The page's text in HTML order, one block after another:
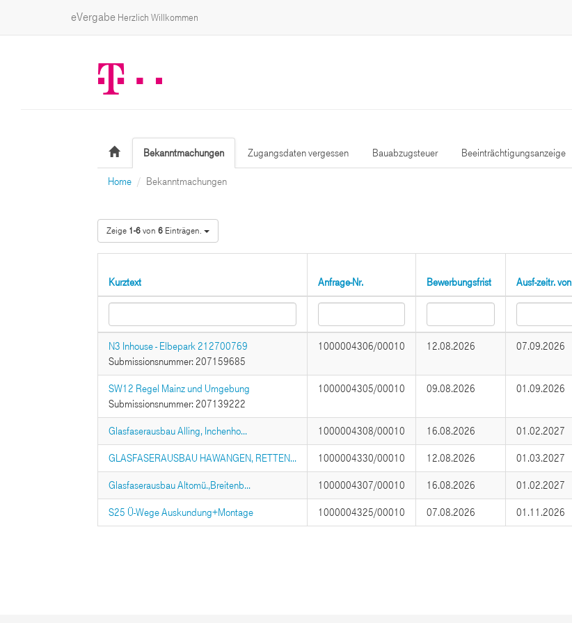
eVergabe Herzlich Willkommen
Bekanntmachungen Zugangsdaten vergessen Bauabzugsteuer Beeinträchtigungsanzeige
Home Bekanntmachungen
Zeige 1-6von 6Einträgen.
Kurztext Anfrage-Nr. Bewerbungsfrist Ausf-zeitr. von
N3 Inhouse - Elbepark 212700769
Submissionsnummer: 207159685
1000004306/00010 12.08.2026 07.09.2026
SW12 Regel Mainz und Umgebung
Submissionsnummer: 207139222
1000004305/00010 09.08.2026 01.09.2026
Glasfaserausbau Alling, Inchenho... 1000004308/00010 16.08.2026 01.02.2027
GLASFASERAUSBAU HAWANGEN, RETTEN... 1000004330/00010 12.08.2026 01.03.2027
Glasfaserausbau Altomü.,Breitenb... 1000004307/00010 16.08.2026 01.02.2027
S25 Ü-Wege Auskundung+Montage 1000004325/00010 07.08.2026 01.11.2026